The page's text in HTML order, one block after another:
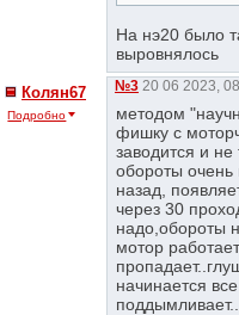
На нэ20 было
выровнялось
Колян67
Подробно
№3 20 06 2023,
методом
фишку с
заводится и
обороты
назад,
через 30
надо,обороты
мотор
начинается
поддымливает..